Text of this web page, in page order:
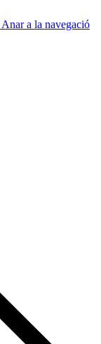
Anar a la navegació